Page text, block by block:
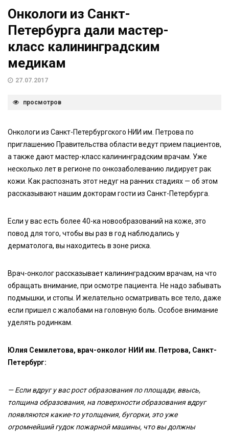
Онкологи из Санкт-
Петербурга дали мастер-
класс калининградским
медикам
27.07.2017
просмотров
Онкологи из Санкт-Петербургского НИИ им. Петрова по
приглашению Правительства области ведут прием пациентов,
а также дают мастер-класс калининградским врачам. Уже
несколько лет в регионе по онкозаболеванию лидирует рак
кожи. Как распознать этот недуг на ранних стадиях — об этом
рассказывают нашим докторам гости из Санкт-Петербурга.
Если у вас есть более 40-ка новообразований на коже, это
повод для того, чтобы вы раз в год наблюдались у
дерматолога, вы находитесь в зоне риска.
Врач-онколог рассказывает калининградским врачам, на что
обращать внимание, при осмотре пациента. Не надо забывать
подмышки, и стопы. И желательно осматривать все тело, даже
если пришел с жалобами на головную боль. Особое внимание
уделять родинкам.
Юлия Семилетова, врач-онколог НИИ им. Петрова, Санкт-
Петербург:
— Если вдруг у вас рост образования по площади, ввысь,
толщина образования, на поверхности образования вдруг
появляются какие-то утолщения, бугорки, это уже
огромнейший гудок пожарной машины, что вы должны